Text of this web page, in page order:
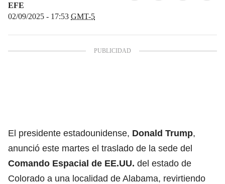
EFE
02/09/2025 - 17:53 GMT-5
El presidente estadounidense, Donald Trump,
anunció este martes el traslado de la sede del
Comando Espacial de EE.UU. del estado de
Colorado a una localidad de Alabama, revirtiendo